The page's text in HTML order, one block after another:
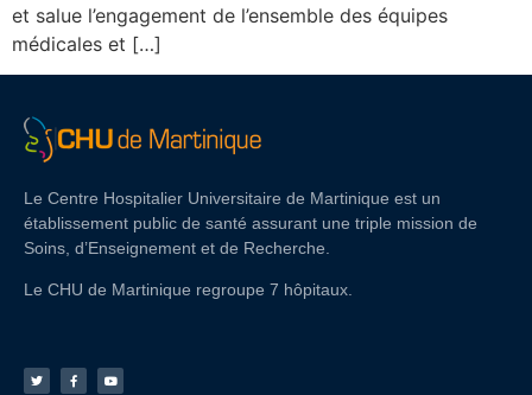
et salue l’engagement de l’ensemble des équipes
médicales et […]
Le Centre Hospitalier Universitaire de Martinique est un
établissement public de santé assurant une triple mission de
Soins, d’Enseignement et de Recherche.
Le CHU de Martinique regroupe 7 hôpitaux.